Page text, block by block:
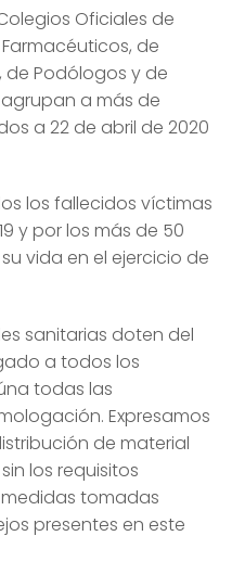
Oficiales de
de
de Podólogos y de
a más de
a 22 de abril de 2020
los fallecidos víctimas
y por los más de 50
vida en el ejercicio de
sanitarias doten del
a todos los
todas las
Expresamos
de material
los requisitos
tomadas
presentes en este